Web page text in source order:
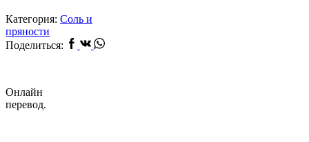
Категория: Соль и
пряности
Поделиться: Facebook
Vk Whatsapp
Онлайн
перевод.